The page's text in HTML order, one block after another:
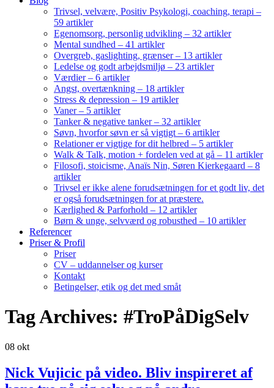
Trivsel, velvære, Positiv Psykologi, coaching, terapi –
59 artikler
Egenomsorg, personlig udvikling – 32 artikler
Mental sundhed – 41 artikler
Overgreb, gaslighting, grænser – 13 artikler
Ledelse og godt arbejdsmiljø – 23 artikler
Værdier – 6 artikler
Angst, overtænkning – 18 artikler
Stress & depression – 19 artikler
Vaner – 5 artikler
Tanker & negative tanker – 32 artikler
Søvn, hvorfor søvn er så vigtigt – 6 artikler
Relationer er vigtige for dit helbred – 5 artikler
Walk & Talk, motion + fordelen ved at gå – 11 artikler
Filosofi, stoicisme, Anaïs Nin, Søren Kierkegaard – 8
artikler
Trivsel er ikke alene forudsætningen for et godt liv, det
er også forudsætningen for at præstere.
Kærlighed & Parforhold – 12 artikler
Børn & unge, selvværd og robusthed – 10 artikler
Referencer
Priser & Profil
Priser
CV – uddannelser og kurser
Kontakt
Betingelser, etik og det med småt
Tag Archives: #TroPåDigSelv
08 okt
Nick Vujicic på video. Bliv inspireret af